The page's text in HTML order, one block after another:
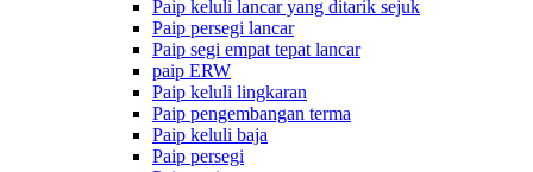
Paip keluli lancar yang ditarik sejuk
Paip persegi lancar
Paip segi empat tepat lancar
paip ERW
Paip keluli lingkaran
Paip pengembangan terma
Paip keluli baja
Paip persegi